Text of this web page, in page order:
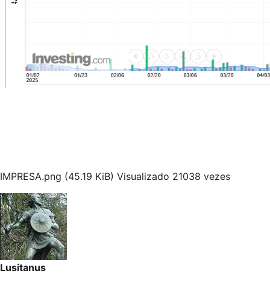
IMPRESA.png (45.19 KiB) Visualizado 21038 vezes
Lusitanus